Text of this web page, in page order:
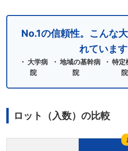
No.1の信頼性。こんな
れています
・ 大学病
院
・ 地域の基幹病
院
・ 特
院
ロット（入数）の比較